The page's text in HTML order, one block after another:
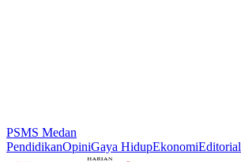
PSMS Medan
PendidikanOpiniGaya HidupEkonomiEditorial